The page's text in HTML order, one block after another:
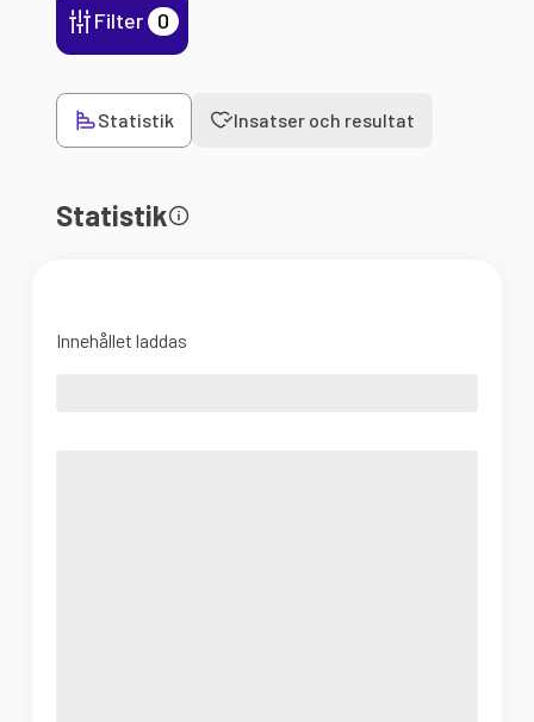
Filter 0
Statistik Insatser och resultat
Statistik
Innehållet laddas